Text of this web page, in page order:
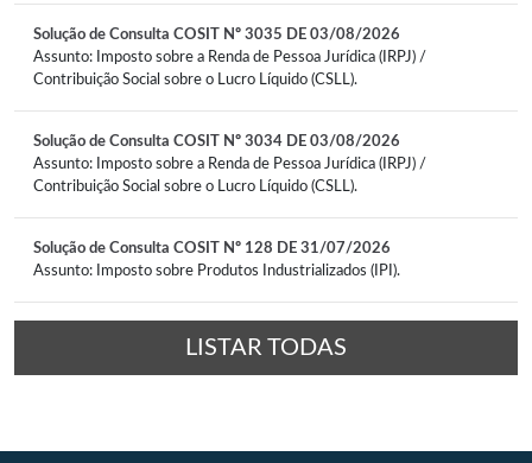
Solução de Consulta COSIT Nº 3035 DE 03/08/2026
Assunto: Imposto sobre a Renda de Pessoa Jurídica (IRPJ) /
Contribuição Social sobre o Lucro Líquido (CSLL).
Solução de Consulta COSIT Nº 3034 DE 03/08/2026
Assunto: Imposto sobre a Renda de Pessoa Jurídica (IRPJ) /
Contribuição Social sobre o Lucro Líquido (CSLL).
Solução de Consulta COSIT Nº 128 DE 31/07/2026
Assunto: Imposto sobre Produtos Industrializados (IPI).
LISTAR TODAS